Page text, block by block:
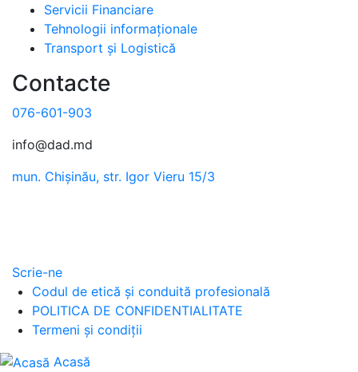
Servicii Financiare
Tehnologii informaționale
Transport și Logistică
Contacte
076-601-903
info@dad.md
mun. Chișinău, str. Igor Vieru 15/3
Scrie-ne
Codul de etică și conduită profesională
POLITICA DE CONFIDENTIALITATE
Termeni și condiții
Acasă